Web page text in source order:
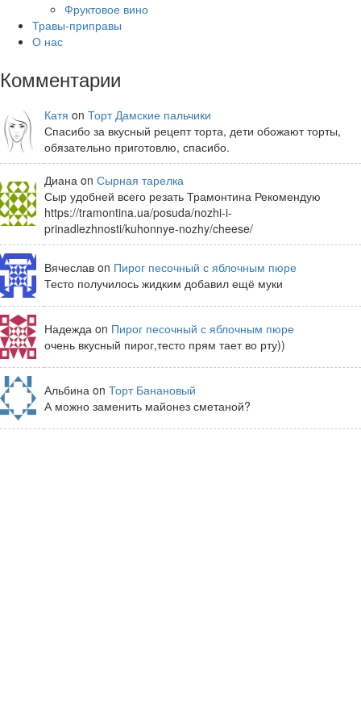
Фруктовое вино
Травы-приправы
О нас
Комментарии
Катя on Торт Дамские пальчики
Спасибо за вкусный рецепт торта, дети обожают торты,
обязательно приготовлю, спасибо.
Диана on Сырная тарелка
Сыр удобней всего резать Трамонтина Рекомендую
https://tramontina.ua/posuda/nozhi-i-
prinadlezhnosti/kuhonnye-nozhy/cheese/
Вячеслав on Пирог песочный с яблочным пюре
Тесто получилось жидким добавил ещё муки
Надежда on Пирог песочный с яблочным пюре
очень вкусный пирог,тесто прям тает во рту))
Альбина on Торт Банановый
А можно заменить майонез сметаной?